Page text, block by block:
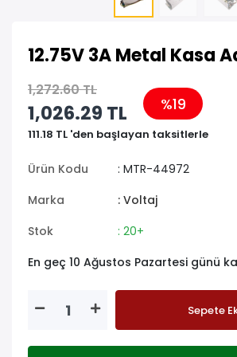
12.75V 3A Metal Kasa
1,272.60 TL
1,026.29 TL %19
111.18 TL 'den başlayan taksitlerle
Ürün Kodu
: MTR-44972
Marka
: Voltaj
Stok
: 20+
En geç 10 Ağustos Pazartesi günü
Sepete